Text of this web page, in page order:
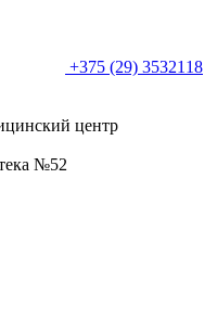
+375 (29) 3532118
центр
№52